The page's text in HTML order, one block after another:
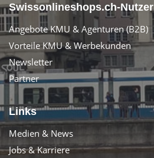
Swissonlineshops.ch-Nutzer
Angebote KMU & Agenturen (B2B)
Vorteile KMU & Werbekunden
Newsletter
Partner
Links
Medien & News
Jobs & Karriere